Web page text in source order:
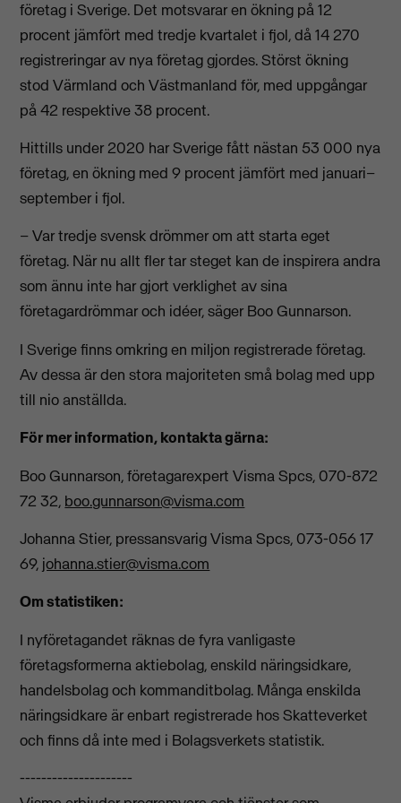
företag i Sverige. Det motsvarar en ökning på 12
procent jämfört med tredje kvartalet i fjol, då 14 270
registreringar av nya företag gjordes. Störst ökning
stod Värmland och Västmanland för, med uppgångar
på 42 respektive 38 procent.
Hittills under 2020 har Sverige fått nästan 53 000 nya
företag, en ökning med 9 procent jämfört med januari–
september i fjol.
– Var tredje svensk drömmer om att starta eget
företag. När nu allt fler tar steget kan de inspirera andra
som ännu inte har gjort verklighet av sina
företagardrömmar och idéer, säger Boo Gunnarson.
I Sverige finns omkring en miljon registrerade företag.
Av dessa är den stora majoriteten små bolag med upp
till nio anställda.
För mer information, kontakta gärna:
Boo Gunnarson, företagarexpert Visma Spcs, 070-872
72 32, boo.gunnarson@visma.com
Johanna Stier, pressansvarig Visma Spcs, 073-056 17
69, johanna.stier@visma.com
Om statistiken:
I nyföretagandet räknas de fyra vanligaste
företagsformerna aktiebolag, enskild näringsidkare,
handelsbolag och kommanditbolag. Många enskilda
näringsidkare är enbart registrerade hos Skatteverket
och finns då inte med i Bolagsverkets statistik.
---------------------